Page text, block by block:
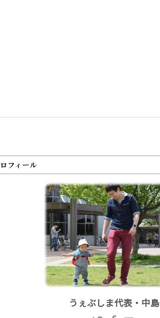
フィール
うぇぶしま代表・中島